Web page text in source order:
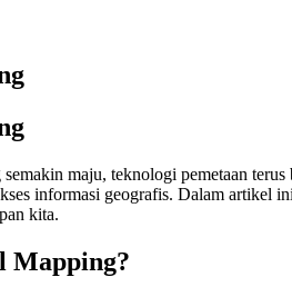
maju, teknologi pemetaan
informasi geografis. Dalam artikel
kita.
Mapping?